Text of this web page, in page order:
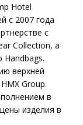
Hotel
с 2007 года
с
Collection, а
Handbags.
верхней
Group.
в
изделия в